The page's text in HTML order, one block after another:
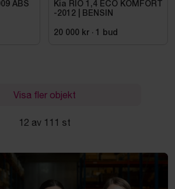
ABS
Kia RIO 1,4 ECO KOMFORT
-2012 | BENSIN
20 000 kr · bud
Visa fler objekt
12 av 111 st